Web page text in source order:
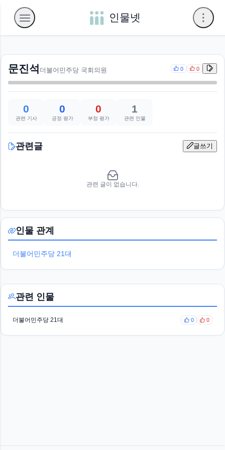
인물넷
문진석 더불어민주당 국회의원 0 0
0
관련 기사
0
긍정 평가
0
부정 평가
1
관련 인물
관련글 글쓰기
관련 글이 없습니다.
인물 관계
더불어민주당 21대
관련 인물
더불어민주당 21대 0 0